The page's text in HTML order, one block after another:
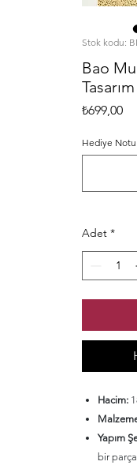
Stok kodu:
Bao
₺699,00
Hediye
Adet *
Hacim:
Yapım
bir